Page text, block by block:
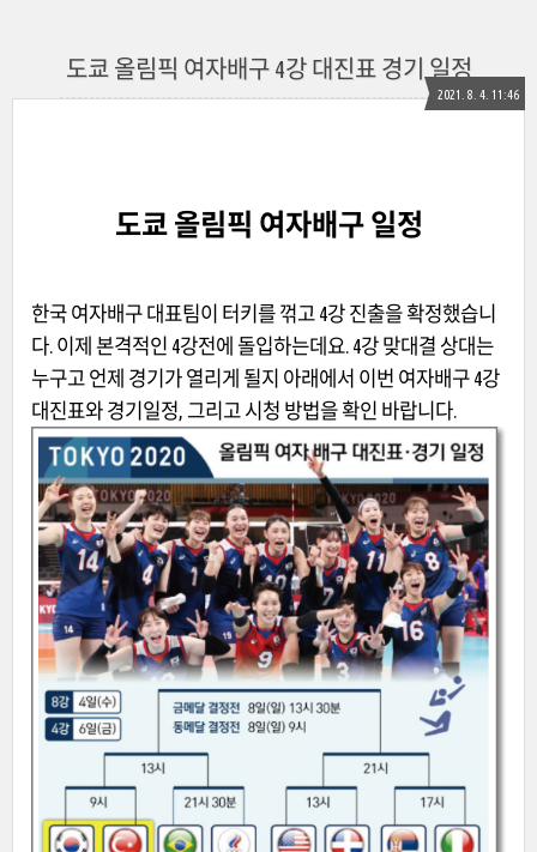
도쿄 올림픽 여자배구 4강 대진표 경기 일정
2021. 8. 4. 11:46
도쿄 올림픽 여자배구 일정
한국 여자배구 대표팀이 터키를 꺾고 4강 진출을 확정했습니
다. 이제 본격적인 4강전에 돌입하는데요. 4강 맞대결 상대는
누구고 언제 경기가 열리게 될지 아래에서 이번 여자배구 4강
대진표와 경기일정, 그리고 시청 방법을 확인 바랍니다.